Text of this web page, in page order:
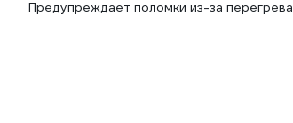
Предупреждает поломки из-за перегрева